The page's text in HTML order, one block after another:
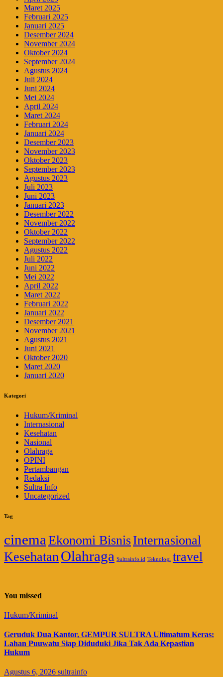
Maret 2025
Februari 2025
Januari 2025
Desember 2024
November 2024
Oktober 2024
September 2024
Agustus 2024
Juli 2024
Juni 2024
Mei 2024
April 2024
Maret 2024
Februari 2024
Januari 2024
Desember 2023
November 2023
Oktober 2023
September 2023
Agustus 2023
Juli 2023
Juni 2023
Januari 2023
Desember 2022
November 2022
Oktober 2022
September 2022
Agustus 2022
Juli 2022
Juni 2022
Mei 2022
April 2022
Maret 2022
Februari 2022
Januari 2022
Desember 2021
November 2021
Agustus 2021
Juni 2021
Oktober 2020
Maret 2020
Januari 2020
Kategori
Hukum/Kriminal
Internasional
Kesehatan
Nasional
Olahraga
OPINI
Pertambangan
Redaksi
Sultra Info
Uncategorized
Tag
cinema Ekonomi BisnisInternasional
KesehatanOlahraga Sultrainfo.id Teknologi travel
You missed
Hukum/Kriminal
Geruduk Dua Kantor, GEMPUR SULTRA Ultimatum Keras:
Lahan Puuwatu Siap Diduduki Jika Tak Ada Kepastian
Hukum
Agustus 6, 2026 sultrainfo